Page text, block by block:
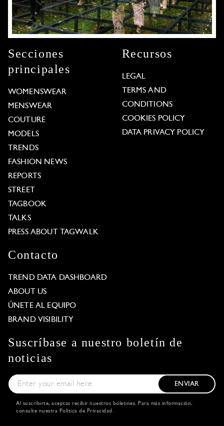
Secciones
principales
WOMENSWEAR
MENSWEAR
COUTURE
MODELS
TRENDS
FASHION NEWS
REPORTS
STREET
TAGBOOK
TALKS
PRESS ABOUT TAGWALK
Recursos
LEGAL
TERMS AND
CONDITIONS
COOKIES POLICY
DATA PRIVACY POLICY
Contacto
TREND DATA DASHBOARD
ABOUT US
ÚNETE AL EQUIPO
BRAND VISIBILITY
Suscríbase a nuestro boletín de
noticias
ENVIAR
Al suscribirte, aceptas recibir nuestros boletines. Para más información,
consulte nuestra Política de Privacidad .